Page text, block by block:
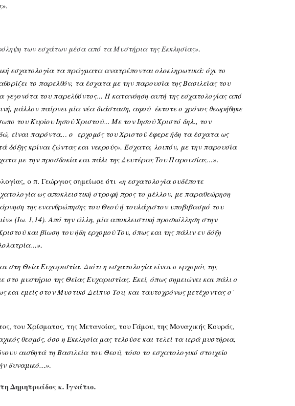
των εσχάτων μέσα από τα Μυστήρια της Εκκλησίας».
εσχατολογία τα πράγματα ανατρέπονται ολοκληρωτικά: όχι το
το παρελθόν, τα έσχατα με την παρουσία της Βασιλείας του
γεγονότα του παρελθόντος… Η κατανόηση αυτή της εσχατολογίας από
μάλλον παίρνει μία νέα διάσταση, αφού έκτοτε ο χρόνος θεωρήθηκε
του Κυρίου Ιησού Χριστού… Με τον Ιησού Χριστό δηλ., τον
είναι παρόντα… ο ερχομός του Χριστού έφερε ήδη τα έσχατα ως
δόξης κρίναι ζώντας και νεκρούς». Έσχατα, λοιπόν, με την παρουσία
με την προσδοκία και πάλι της Δευτέρας Του Παρουσίας…».
ο π. Γεώργιος σημείωσε ότι «η εσχατολογία ουδέποτε
ως αποκλειστική στροφή προς το μέλλον, με παραθεώρηση
της ενανθρώπησης του Θεού ή τουλάχιστον υποβιβασμό του
(Ιω. 1,14). Από την άλλη, μία αποκλειστική προσκόλληση στην
και βίωση του ήδη ερχομού Του, όπως και της πάλιν εν δόξη
στη Θεία Ευχαριστία. Διότι η εσχατολογία είναι ο ερχομός της
μυστήριο της Θείας Ευχαριστίας. Εκεί, όπως σημειώνει και πάλι ο
εμείς στον Μυστικό Δείπνο Του, και ταυτοχρόνως μετέχοντας σ’
του Χρίσματος, της Μετανοίας, του Γάμου, της Μοναχικής Κουράς,
θεσμός, όσο η Εκκλησία μας τελούσε και τελεί τα ιερά μυστήρια,
αισθητά τη Βασιλεία του Θεού, τόσο το εσχατολογικό στοιχείο
δυναμικό…».
Δημητριάδος κ. Ιγνάτιο.